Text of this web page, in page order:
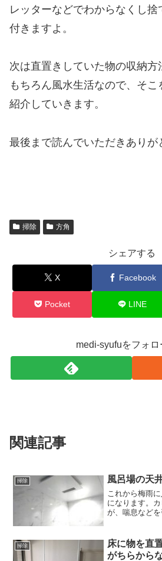
レッターなどでわからなくし
付きますよ。
次は直置きしていた物の収納方
もちろん風水生活なので、そ
紹介していきます。
最後まで読んでいただきありが
掃除 方角
シェアする
X Facebook
Pocket LINE
medi-syufuをフォロ
関連記事
掃除 風呂場の天
これから梅雨
になります。
が、喘息などを
ひやっていた
です。細かく
掃除
床に物を直
がちらから